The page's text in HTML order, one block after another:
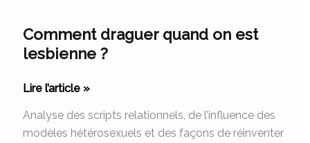
Comment draguer quand on est
lesbienne ?
Lire l’article »
Analyse des scripts relationnels, de l’influence des
modèles hétérosexuels et des façons de réinventer